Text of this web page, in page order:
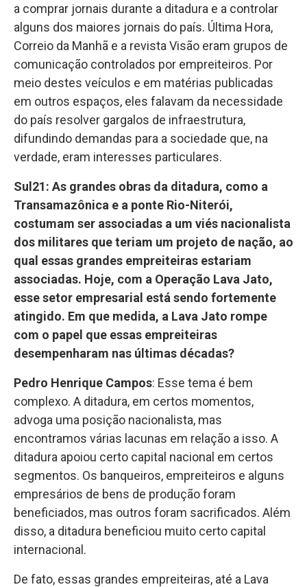
a comprar jornais durante a ditadura e a controlar
alguns dos maiores jornais do país. Última Hora,
Correio da Manhã e a revista Visão eram grupos de
comunicação controlados por empreiteiros. Por
meio destes veículos e em matérias publicadas
em outros espaços, eles falavam da necessidade
do país resolver gargalos de infraestrutura,
difundindo demandas para a sociedade que, na
verdade, eram interesses particulares.
Sul21: As grandes obras da ditadura, como a
Transamazônica e a ponte Rio-Niterói,
costumam ser associadas a um viés nacionalista
dos militares que teriam um projeto de nação, ao
qual essas grandes empreiteiras estariam
associadas. Hoje, com a Operação Lava Jato,
esse setor empresarial está sendo fortemente
atingido. Em que medida, a Lava Jato rompe
com o papel que essas empreiteiras
desempenharam nas últimas décadas?
Pedro Henrique Campos: Esse tema é bem
complexo. A ditadura, em certos momentos,
advoga uma posição nacionalista, mas
encontramos várias lacunas em relação a isso. A
ditadura apoiou certo capital nacional em certos
segmentos. Os banqueiros, empreiteiros e alguns
empresários de bens de produção foram
beneficiados, mas outros foram sacrificados. Além
disso, a ditadura beneficiou muito certo capital
internacional.
De fato, essas grandes empreiteiras, até a Lava